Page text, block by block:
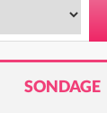
SONDAGE